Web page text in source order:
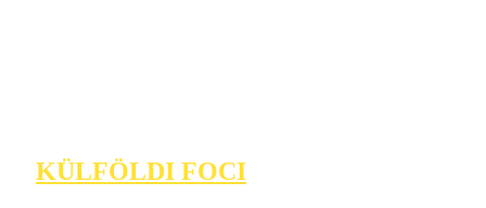
KÜLFÖLDI FOCI